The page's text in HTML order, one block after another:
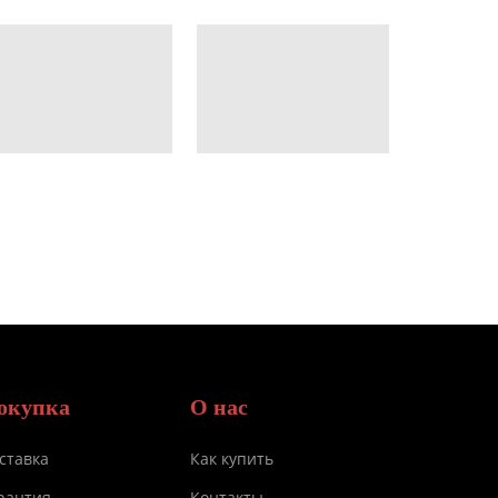
О нас
Как купить